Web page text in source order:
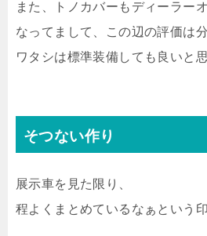
また、トノカバーもディーラー
なってまして、この辺の評価は
ワタシは標準装備しても良いと思
そつない作り
展示車を見た限り、
程よくまとめているなぁという印